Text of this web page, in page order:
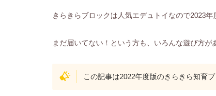
きらきらブロックは人気エデュトイなので2023年
まだ届いてない！という方も、いろんな遊び方が
この記事は2022年度版のきらきら知育